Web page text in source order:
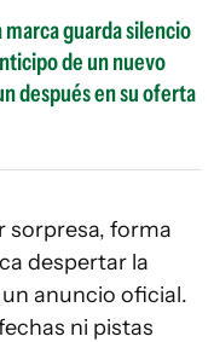
marca guarda silencio
de un nuevo
después en su oferta
sorpresa, forma
despertar la
anuncio oficial.
ni pistas